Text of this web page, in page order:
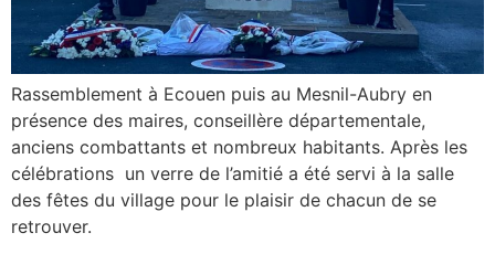
Rassemblement à Ecouen puis au Mesnil-Aubry en
présence des maires, conseillère départementale,
anciens combattants et nombreux habitants. Après les
célébrations un verre de l’amitié a été servi à la salle
des fêtes du village pour le plaisir de chacun de se
retrouver.